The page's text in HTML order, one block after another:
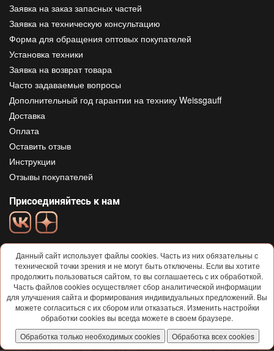
Заявка на заказ запасных частей
Заявка на техническую консультацию
Форма для обращения оптовых покупателей
Установка техники
Заявка на возврат товара
Часто задаваемые вопросы
Дополнительный год гарантии на технику Weissgauff
Доставка
Оплата
Оставить отзыв
Инструкции
Отзывы покупателей
Присоединяйтесь к нам
© 2013-2026 Weissgauff Все права защищены
Условия использования и политика конфиденциальности
Договор-ОФЕРТА
Согласие на обработку персональных данных
Данный сайт использует файлы cookies. Часть из них обязательны с
технической точки зрения и не могут быть отключены. Если вы хотите
продолжить пользоваться сайтом, то вы соглашаетесь с их обработкой.
Часть файлов cookies осуществляет сбор аналитической информации
для улучшения сайта и формирования индивидуальных предложений. Вы
можете согласиться с их сбором или отказаться. Изменить настройки
обработки cookies вы всегда можете в своем браузере.
Обработка только необходимых cookies
Обработка всех cookies